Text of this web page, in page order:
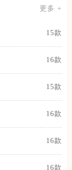
更多 +
15款
16款
15款
16款
16款
16款